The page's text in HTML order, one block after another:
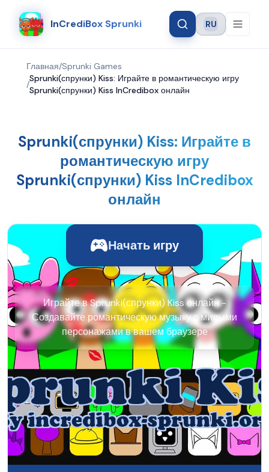
InCrediBox Sprunki Language
RU
Главная/Sprunki Games
/
Sprunki(спрунки) Kiss: Играйте в романтическую игру
Sprunki(спрунки) Kiss InCredibox онлайн
Sprunki(спрунки) Kiss: Играйте в
романтическую игру
Sprunki(спрунки) Kiss InCredibox
онлайн
Начать игру
Играйте в Sprunki(спрунки) Kiss онлайн -
Создавайте романтическую музыку с милыми
персонажами в вашем браузере